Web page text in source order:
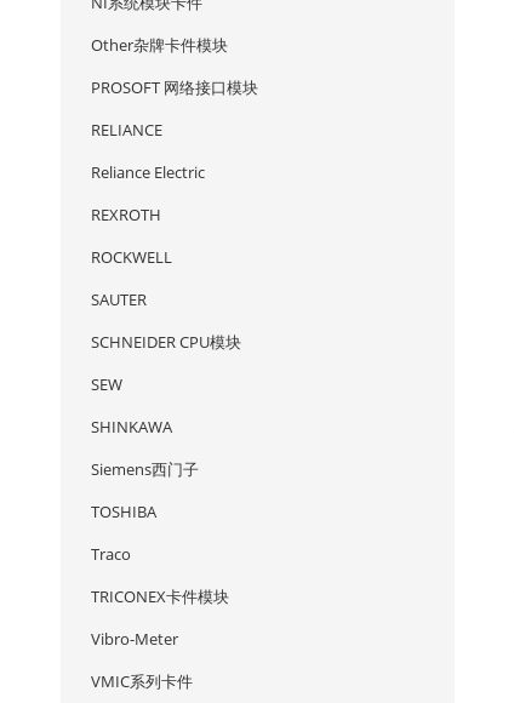
Other杂牌卡件模块
PROSOFT 网络接口模块
RELIANCE
Reliance Electric
REXROTH
ROCKWELL
SAUTER
SCHNEIDER CPU模块
SEW
SHINKAWA
Siemens西门子
TOSHIBA
Traco
TRICONEX卡件模块
Vibro-Meter
VMIC系列卡件